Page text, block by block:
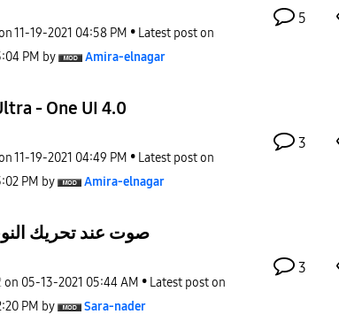
‎11-19-2021 04:58 PM
Latest post on
PM by Amira-elnagar
5
- One UI 4.0
‎11-19-2021 04:49 PM
Latest post on
PM by Amira-elnagar
3
صوت عند تحريك النوت ٢٠
on ‎05-13-2021 05:44 AM
Latest post on
PM by Sara-nader
3